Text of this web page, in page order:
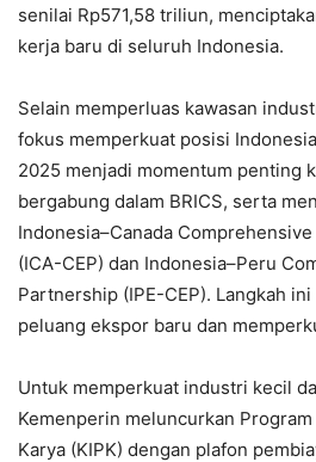
senilai Rp571,58 triliun,
kerja baru di seluruh Indonesia.
Selain memperluas kawasan
fokus memperkuat posisi
2025 menjadi momentum penting
bergabung dalam BRICS, serta
Indonesia–Canada
(ICA-CEP) dan Indonesia–Peru
Partnership (IPE-CEP). Langkah
peluang ekspor baru dan
Untuk memperkuat industri kecil
Kemenperin meluncurkan
Karya (KIPK) dengan plafon